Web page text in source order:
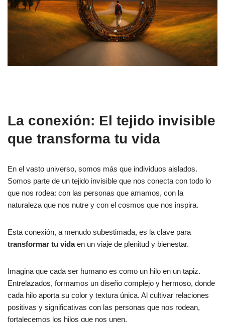
La conexión: El tejido invisible
que transforma tu vida
En el vasto universo, somos más que individuos aislados.
Somos parte de un tejido invisible que nos conecta con todo lo
que nos rodea: con las personas que amamos, con la
naturaleza que nos nutre y con el cosmos que nos inspira.
Esta conexión, a menudo subestimada, es la clave para
transformar tu vidaen un viaje de plenitud y bienestar.
Imagina que cada ser humano es como un hilo en un tapiz.
Entrelazados, formamos un diseño complejo y hermoso, donde
cada hilo aporta su color y textura única. Al cultivar relaciones
positivas y significativas con las personas que nos rodean,
fortalecemos los hilos que nos unen.